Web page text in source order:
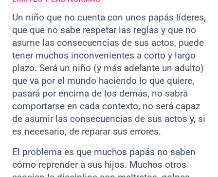
Un niño que no cuenta con unos papás líderes,
que que no sabe respetar las reglas y que no
asume las consecuencias de sus actos, puede
tener muchos inconvenientes a corto y largo
plazo. Será un niño (y más adelante un adulto)
que va por el mundo haciendo lo que quiere,
pasará por encima de los demás, no sabrá
comportarse en cada contexto, no será capaz
de asumir las consecuencias de sus actos y, si
es necesario, de reparar sus errores.
El problema es que muchos papás no saben
cómo reprender a sus hijos. Muchos otros